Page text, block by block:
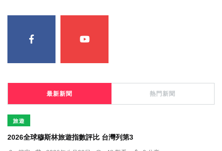
最新新聞 熱門新聞
旅遊
2026全球穆斯林旅遊指數評比 台灣列第3